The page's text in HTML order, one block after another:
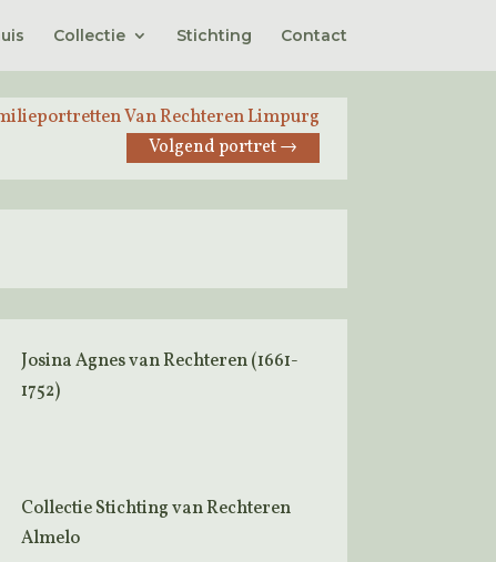
Collectie Stichting Contact
Van Rechteren Limpurg
Volgend portret→
Josina Agnes van Rechteren (1661-
1752)
Collectie Stichting van Rechteren
Almelo